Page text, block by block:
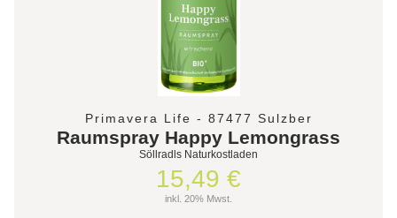
Primavera Life - 87477 Sulzber
Raumspray Happy Lemongrass
Söllradls Naturkostladen
15,49 €
inkl. 20% Mwst.